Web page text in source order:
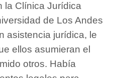
la Clínica Jurídica
de Los Andes
asistencia jurídica, le
ellos asumieran el
otros. Había